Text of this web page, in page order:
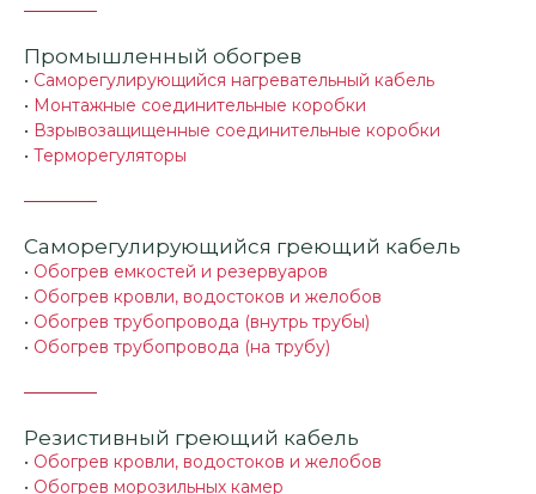
Промышленный обогрев
• Саморегулирующийся нагревательный кабель
• Монтажные соединительные коробки
• Взрывозащищенные соединительные коробки
• Терморегуляторы
Саморегулирующийся греющий кабель
• Обогрев емкостей и резервуаров
• Обогрев кровли, водостоков и желобов
• Обогрев трубопровода (внутрь трубы)
• Обогрев трубопровода (на трубу)
Резистивный греющий кабель
• Обогрев кровли, водостоков и желобов
• Обогрев морозильных камер